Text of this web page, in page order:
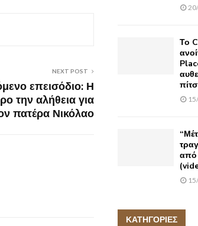
NEXT POST
επεισόδιο: Η
την αλήθεια για
πατέρα Νικόλαο
Το
από
ΚΑΤΗΓΟΡΙΕΣ